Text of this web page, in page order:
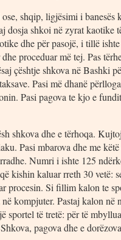
shqip, ligjësimi i
dosja shkoi në zyrat
dhe për pasojë, i tillë
proceduar më tej. Pas
çështje shkova në Bashki
Pasi më dhanë
Pasi pagova te kjo e
shkova dhe e tërhoqa.
Pasi mbarova dhe me
Numri i ishte 125
kishin kaluar rreth 30 vetë:
procesin. Si fillim kalon te
kompjuter. Pastaj kalon në
sportel të tretë: për të
pagova dhe e